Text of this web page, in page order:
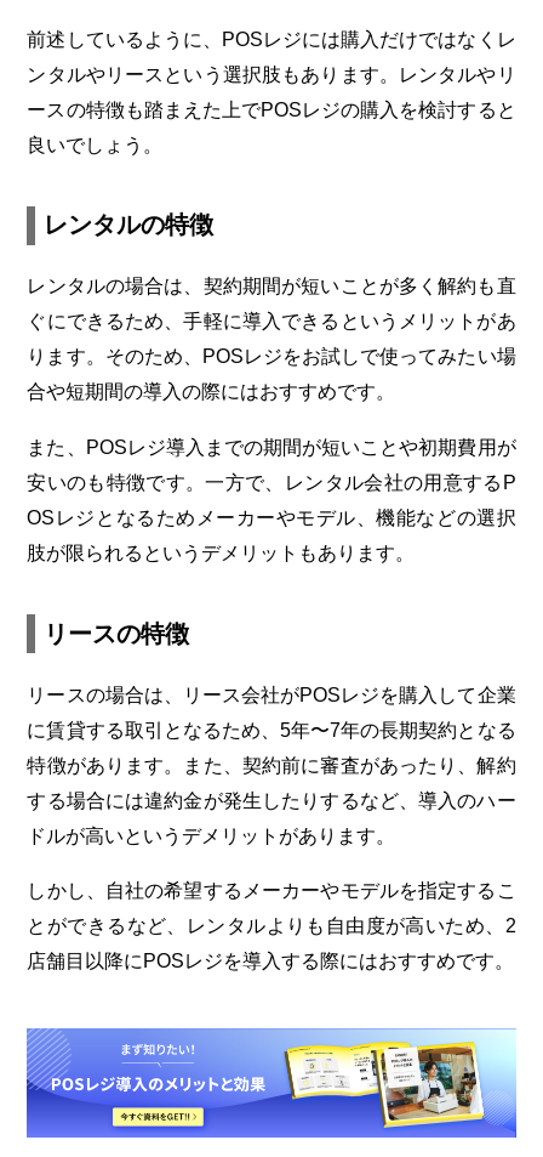
前述しているように、POSレジには購入だけではなくレ
ンタルやリースという選択肢もあります。レンタルやリ
ースの特徴も踏まえた上でPOSレジの購入を検討すると
良いでしょう。
レンタルの特徴
レンタルの場合は、契約期間が短いことが多く解約も直
ぐにできるため、手軽に導入できるというメリットがあ
ります。そのため、POSレジをお試しで使ってみたい場
合や短期間の導入の際にはおすすめです。
また、POSレジ導入までの期間が短いことや初期費用が
安いのも特徴です。一方で、レンタル会社の用意するP
OSレジとなるためメーカーやモデル、機能などの選択
肢が限られるというデメリットもあります。
リースの特徴
リースの場合は、リース会社がPOSレジを購入して企業
に賃貸する取引となるため、5年〜7年の長期契約となる
特徴があります。また、契約前に審査があったり、解約
する場合には違約金が発生したりするなど、導入のハー
ドルが高いというデメリットがあります。
しかし、自社の希望するメーカーやモデルを指定するこ
とができるなど、レンタルよりも自由度が高いため、2
店舗目以降にPOSレジを導入する際にはおすすめです。